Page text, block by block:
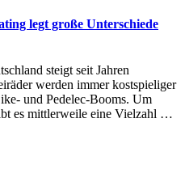
legt große Unterschiede
steigt seit Jahren
werden immer kostspieliger
und Pedelec-Booms. Um
es mittlerweile eine Vielzahl …